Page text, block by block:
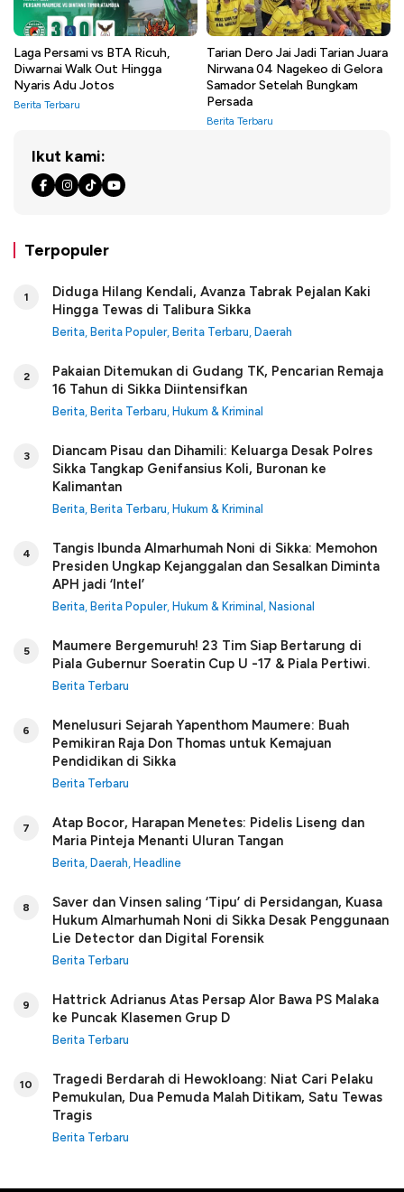
Laga Persami vs BTA Ricuh,
Diwarnai Walk Out Hingga
Nyaris Adu Jotos
Berita Terbaru
Tarian Dero Jai Jadi Tarian Juara
Nirwana 04 Nagekeo di Gelora
Samador Setelah Bungkam
Persada
Berita Terbaru
Ikut kami:
Terpopuler
1
Diduga Hilang Kendali, Avanza Tabrak Pejalan Kaki
Hingga Tewas di Talibura Sikka
Berita, Berita Populer, Berita Terbaru, Daerah
2
Pakaian Ditemukan di Gudang TK, Pencarian Remaja
16 Tahun di Sikka Diintensifkan
Berita, Berita Terbaru, Hukum & Kriminal
3
Diancam Pisau dan Dihamili: Keluarga Desak Polres
Sikka Tangkap Genifansius Koli, Buronan ke
Kalimantan
Berita, Berita Terbaru, Hukum & Kriminal
4
Tangis Ibunda Almarhumah Noni di Sikka: Memohon
Presiden Ungkap Kejanggalan dan Sesalkan Diminta
APH jadi ‘Intel’
Berita, Berita Populer, Hukum & Kriminal , Nasional
5
Maumere Bergemuruh! 23 Tim Siap Bertarung di
Piala Gubernur Soeratin Cup U -17 & Piala Pertiwi.
Berita Terbaru
6
Menelusuri Sejarah Yapenthom Maumere: Buah
Pemikiran Raja Don Thomas untuk Kemajuan
Pendidikan di Sikka
Berita Terbaru
7
Atap Bocor, Harapan Menetes: Pidelis Liseng dan
Maria Pinteja Menanti Uluran Tangan
Berita, Daerah, Headline
8
Saver dan Vinsen saling ‘Tipu’ di Persidangan, Kuasa
Hukum Almarhumah Noni di Sikka Desak Penggunaan
Lie Detector dan Digital Forensik
Berita Terbaru
9
Hattrick Adrianus Atas Persap Alor Bawa PS Malaka
ke Puncak Klasemen Grup D
Berita Terbaru
10
Tragedi Berdarah di Hewokloang: Niat Cari Pelaku
Pemukulan, Dua Pemuda Malah Ditikam, Satu Tewas
Tragis
Berita Terbaru